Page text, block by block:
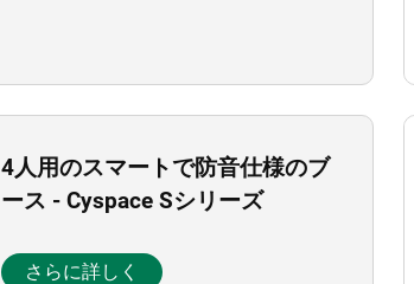
4人用のスマートで防音仕様のブ
ース - Cyspace Sシリーズ
さらに詳しく